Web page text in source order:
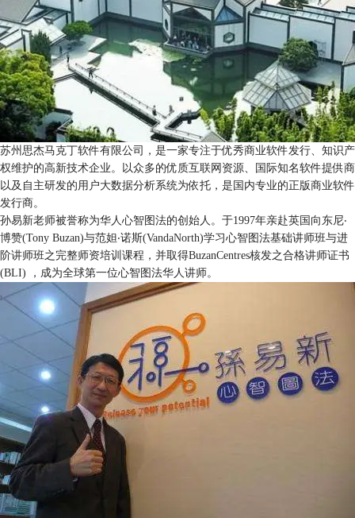
苏州思杰马克丁软件有限公司，是一家专注于优秀商业软件发行、知识产
权维护的高新技术企业。以众多的优质互联网资源、国际知名软件提供商
以及自主研发的用户大数据分析系统为依托，是国内专业的正版商业软件
发行商。
孙易新老师被誉称为华人心智图法的创始人。于1997年亲赴英国向东尼‧
博赞(Tony Buzan)与范妲‧诺斯(VandaNorth)学习心智图法基础讲师班与进
阶讲师班之完整师资培训课程，并取得BuzanCentres核发之合格讲师证书
(BLI) ，成为全球第一位心智图法华人讲师。